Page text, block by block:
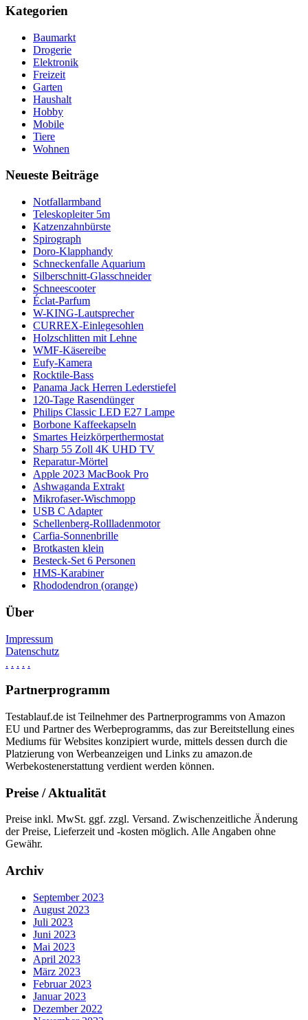
Kategorien
Baumarkt
Drogerie
Elektronik
Freizeit
Garten
Haushalt
Hobby
Mobile
Tiere
Wohnen
Neueste Beiträge
Notfallarmband
Teleskopleiter 5m
Katzenzahnbürste
Spirograph
Doro-Klapphandy
Schneckenfalle Aquarium
Silberschnitt-Glasschneider
Schneescooter
Éclat-Parfum
W-KING-Lautsprecher
CURREX-Einlegesohlen
Holzschlitten mit Lehne
WMF-Käsereibe
Eufy-Kamera
Rocktile-Bass
Panama Jack Herren Lederstiefel
120-Tage Rasendünger
Philips Classic LED E27 Lampe
Borbone Kaffeekapseln
Smartes Heizkörperthermostat
Sharp 55 Zoll 4K UHD TV
Reparatur-Mörtel
Apple 2023 MacBook Pro
Ashwaganda Extrakt
Mikrofaser-Wischmopp
USB C Adapter
Schellenberg-Rollladenmotor
Carfia-Sonnenbrille
Brotkasten klein
Besteck-Set 6 Personen
HMS-Karabiner
Rhododendron (orange)
Über
Impressum
Datenschutz
. . . . .
Partnerprogramm
Testablauf.de ist Teilnehmer des Partnerprogramms von Amazon
EU und Partner des Werbeprogramms, das zur Bereitstellung eines
Mediums für Websites konzipiert wurde, mittels dessen durch die
Platzierung von Werbeanzeigen und Links zu amazon.de
Werbekostenerstattung verdient werden können.
Preise / Aktualität
Preise inkl. MwSt. ggf. zzgl. Versand. Zwischenzeitliche Änderung
der Preise, Lieferzeit und -kosten möglich. Alle Angaben ohne
Gewähr.
Archiv
September 2023
August 2023
Juli 2023
Juni 2023
Mai 2023
April 2023
März 2023
Februar 2023
Januar 2023
Dezember 2022